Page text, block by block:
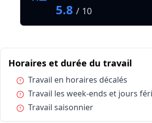
Qualité globale de l'environnement
5.8 / 10
Résumé des conditions
Catégorie
Horaires et durée du travail
Horaires et durée du travail
Horaires et durée du travail
Conditions de travail et risques
Horaires et durée du travaildu
Condition :
Travail en horaires décalés
Condition :
Travail les week-ends et jours
Condition :
Travail saisonnier